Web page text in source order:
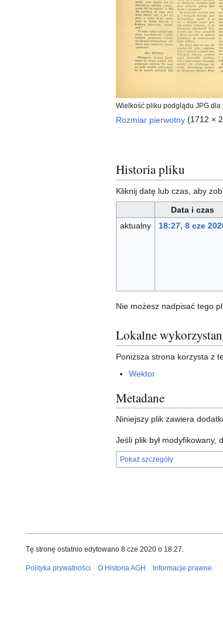
Wielkość pliku podglądu JPG dla
Rozmiar pierwotny (1712 ×
Historia pliku
Kliknij datę lub czas, aby
Data i czas
aktualny
18:27, 8 cze
Nie możesz nadpisać tego
Lokalne
Poniższa strona korzysta z
Wektor
Metadane
Niniejszy plik zawiera
Jeśli plik był modyfikowany,
Pokaż szczegóły
Tę stronę ostatnio edytowano 8 cze 2020 o 18:27.
Polityka prywatności O Historia AGH Informacje prawne